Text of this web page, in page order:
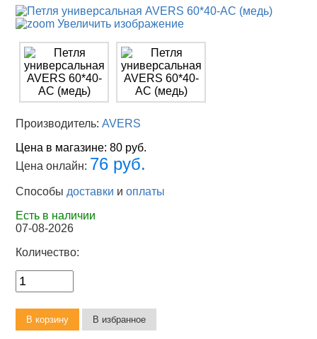
Увеличить изображение
Производитель:AVERS
Цена в магазине:80 руб.
Цена онлайн: 76 руб.
Способы доставки иоплаты
Есть в наличии
07-08-2026
Количество: